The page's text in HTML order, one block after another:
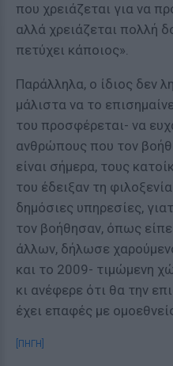
που χρειάζεται για να
αλλά χρειάζεται πολλή
πετύχει κάποιος».
Παράλληλα, ο ίδιος δεν
μάλιστα να το
του προσφέρεται- να
ανθρώπους που τον
είναι σήμερα, τους
του έδειξαν τη
δημόσιες υπηρεσίες,
τον βοήθησαν, όπως
άλλων, δήλωσε
και το 2009- τιμώμενη
κι ανέφερε ότι θα την
έχει επαφές με
[ΠΗΓΗ]